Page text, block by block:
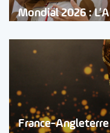
Mondial 2026 :
France-